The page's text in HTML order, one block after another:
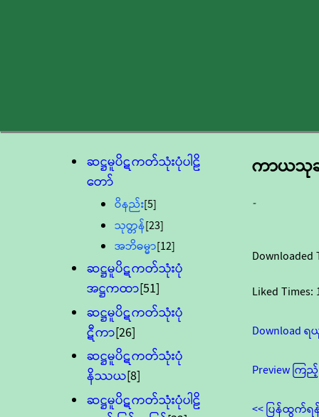
ဆဋ္ဌမူပိဋကတ်သုံးပုံပါဠိ
တော်
ဝိနည်း[5]
သုတ္တန်[23]
အဘိဓမ္မာ[12]
ဆဋ္ဌမူပိဋကတ်သုံးပုံ
အဋ္ဌကထာ[51]
ဆဋ္ဌမူပိဋကတ်သုံးပုံ
ဋီကာ[26]
ဆဋ္ဌမူပိဋကတ်သုံးပုံ
နိဿယ[8]
ဆဋ္ဌမူပိဋကတ်သုံးပုံပါဠိ
ကာယသု
-
Downloaded
Liked Times:
Download
Preview ကြ
<< ပြန်ထွက်ရ